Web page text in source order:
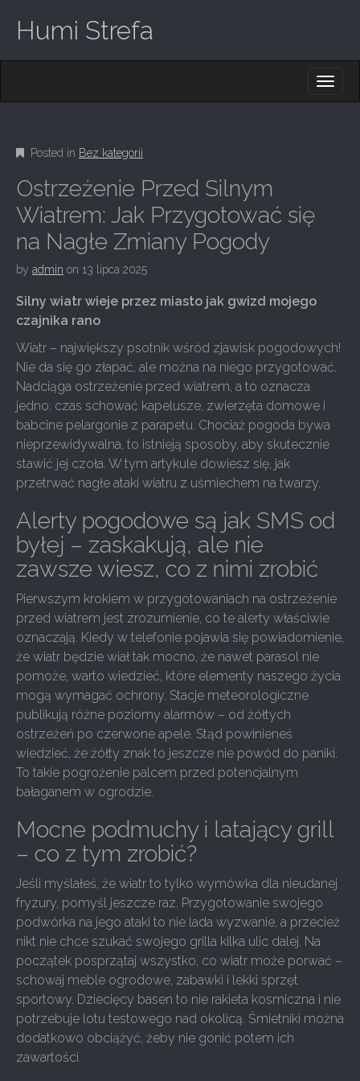
Humi Strefa
M
E
N
U
C
N
T
E
N
T
Posted in Bez kategorii
Ostrzeżenie Przed Silnym
Wiatrem: Jak Przygotować się
na Nagłe Zmiany Pogody
by admin on 13 lipca 2025
Silny wiatr wieje przez miasto jak gwizd mojego
czajnika rano
Wiatr – największy psotnik wśród zjawisk pogodowych!
Nie da się go złapać, ale można na niego przygotować.
Nadciąga ostrzeżenie przed wiatrem, a to oznacza
jedno: czas schować kapelusze, zwierzęta domowe i
babcine pelargonie z parapetu. Chociaż pogoda bywa
nieprzewidywalna, to istnieją sposoby, aby skutecznie
stawić jej czoła. W tym artykule dowiesz się, jak
przetrwać nagłe ataki wiatru z uśmiechem na twarzy.
Alerty pogodowe są jak SMS od
byłej – zaskakują, ale nie
zawsze wiesz, co z nimi zrobić
Pierwszym krokiem w przygotowaniach na ostrzeżenie
przed wiatrem jest zrozumienie, co te alerty właściwie
oznaczają. Kiedy w telefonie pojawia się powiadomienie,
że wiatr będzie wiał tak mocno, że nawet parasol nie
pomoże, warto wiedzieć, które elementy naszego życia
mogą wymagać ochrony. Stacje meteorologiczne
publikują różne poziomy alarmów – od żółtych
ostrzeżeń po czerwone apele. Stąd powinieneś
wiedzieć, że żółty znak to jeszcze nie powód do paniki.
To takie pogrożenie palcem przed potencjalnym
bałaganem w ogrodzie.
Mocne podmuchy i latający grill
– co z tym zrobić?
Jeśli myślałeś, że wiatr to tylko wymówka dla nieudanej
fryzury, pomyśl jeszcze raz. Przygotowanie swojego
podwórka na jego ataki to nie lada wyzwanie, a przecież
nikt nie chce szukać swojego grilla kilka ulic dalej. Na
początek posprzątaj wszystko, co wiatr może porwać –
schowaj meble ogrodowe, zabawki i lekki sprzęt
sportowy. Dziecięcy basen to nie rakieta kosmiczna i nie
potrzebuje lotu testowego nad okolicą. Śmietniki można
dodatkowo obciążyć, żeby nie gonić potem ich
zawartości.